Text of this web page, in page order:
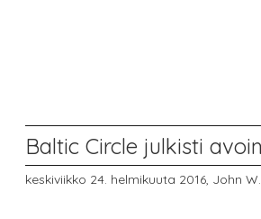
Baltic Circle julkisti
keskiviikko 24. helmikuuta 2016, John